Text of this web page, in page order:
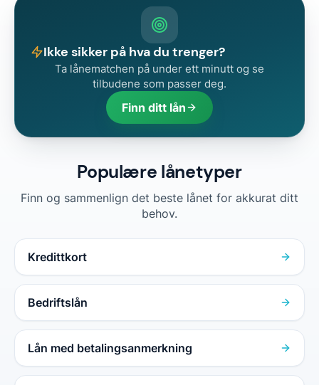
Ikke sikker på hva du trenger?
Ta lånematchen på under ett minutt og se
tilbudene som passer deg.
Finn ditt lån
Populære lånetyper
Finn og sammenlign det beste lånet for akkurat ditt
behov.
Kredittkort
Bedriftslån
Lån med betalingsanmerkning